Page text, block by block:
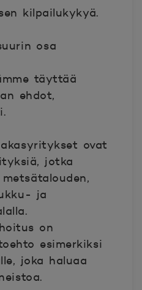
kilpailukykyä.
osa
täyttää
ehdot,
ovat
jotka
ja
on
esimerkiksi
joka haluaa